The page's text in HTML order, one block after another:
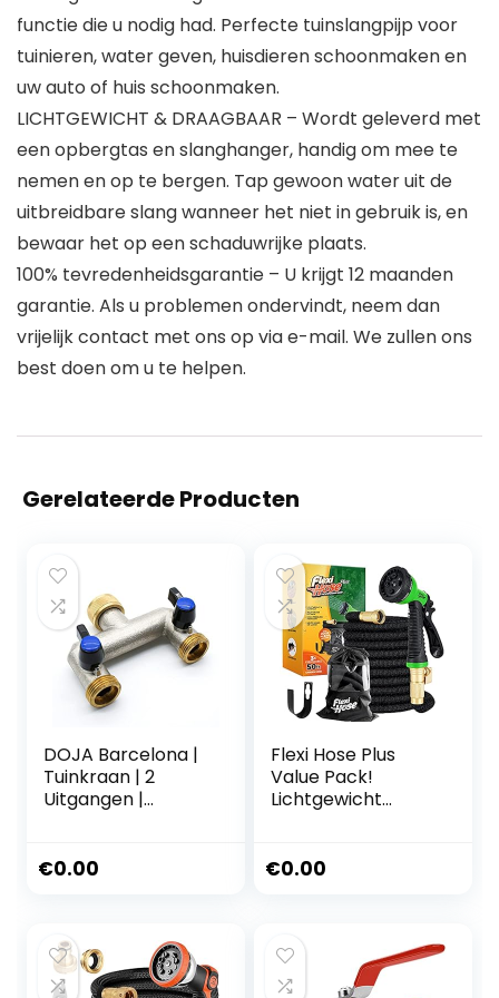
functie die u nodig had. Perfecte tuinslangpijp voor
tuinieren, water geven, huisdieren schoonmaken en
uw auto of huis schoonmaken.
LICHTGEWICHT & DRAAGBAAR – Wordt geleverd met
een opbergtas en slanghanger, handig om mee te
nemen en op te bergen. Tap gewoon water uit de
uitbreidbare slang wanneer het niet in gebruik is, en
bewaar het op een schaduwrijke plaats.
100% tevredenheidsgarantie – U krijgt 12 maanden
garantie. Als u problemen ondervindt, neem dan
vrijelijk contact met ons op via e-mail. We zullen ons
best doen om u te helpen.
Gerelateerde Producten
DOJA Barcelona |
Tuinkraan | 2
Uitgangen |
3/4 | Messing
buitenkraanaanslui
ting voor tuin
€0.00
Flexi Hose Plus
Value Pack!
Lichtgewicht
functies
tuinslangen –
Inclusief draagtas
€0.00